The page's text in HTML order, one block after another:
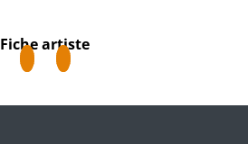
Fiche artiste